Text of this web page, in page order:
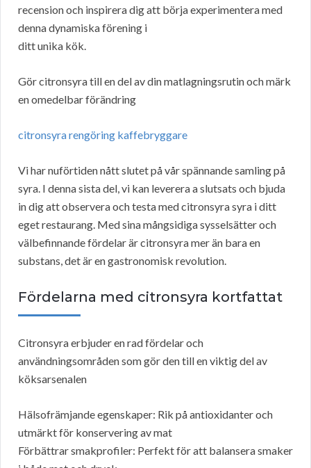
recension och inspirera dig att börja experimentera med
denna dynamiska förening i
ditt unika kök.
Gör citronsyra till en del av din matlagningsrutin och märk
en omedelbar förändring
citronsyra rengöring kaffebryggare
Vi har nuförtiden nått slutet på vår spännande samling på
syra. I denna sista del, vi kan leverera a slutsats och bjuda
in dig att observera och testa med citronsyra syra i ditt
eget restaurang. Med sina mångsidiga sysselsätter och
välbefinnande fördelar är citronsyra mer än bara en
substans, det är en gastronomisk revolution.
Fördelarna med citronsyra kortfattat
Citronsyra erbjuder en rad fördelar och
användningsområden som gör den till en viktig del av
köksarsenalen
Hälsofrämjande egenskaper: Rik på antioxidanter och
utmärkt för konservering av mat
Förbättrar smakprofiler: Perfekt för att balansera smaker